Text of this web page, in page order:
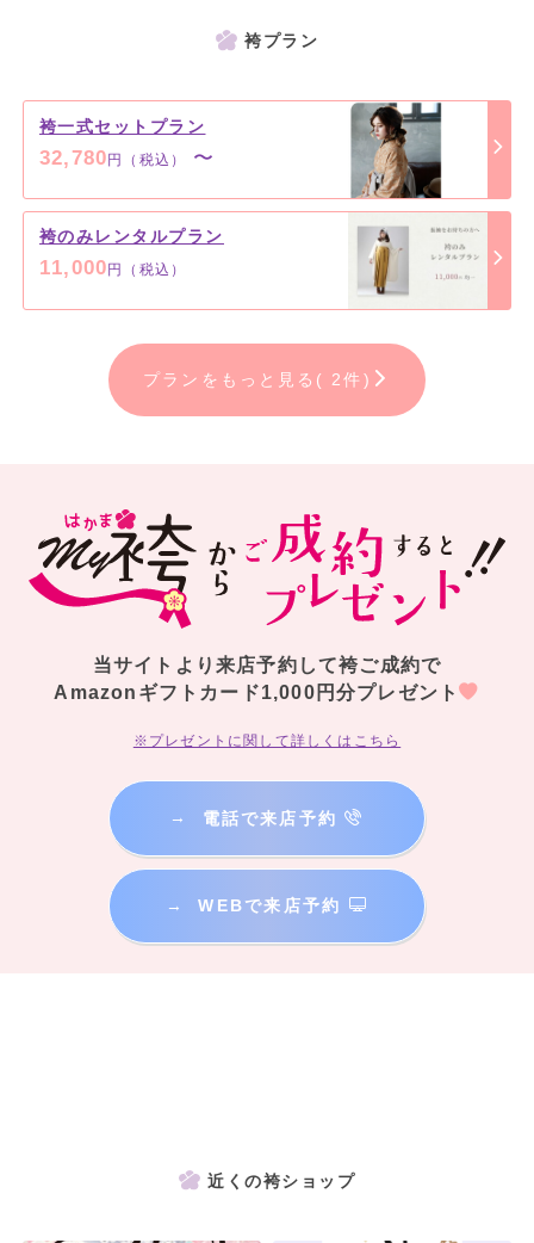
袴プラン
袴一式セットプラン
32,780円（税込） 〜
袴のみレンタルプラン
11,000 円（税込）
プランをもっと見る( 2件)
当サイトより来店予約して袴ご成約で
Amazonギフトカード1,000円分プレゼント
※プレゼントに関して詳しくはこちら
→ 電話で来店予約
→ WEBで来店予約
近くの袴ショップ